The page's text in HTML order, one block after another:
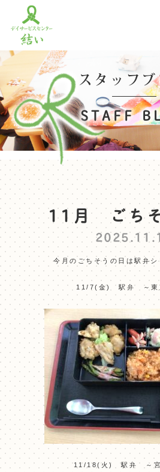
スタッフ
STAFF
11月 ごち
今月のごちそうの日は駅弁
11/7(金) 駅弁 ～東
11/18(火) 駅弁 ～宮